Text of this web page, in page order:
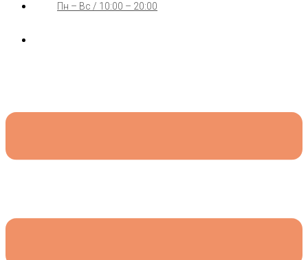
Пн – Вс / 10:00 – 20:00